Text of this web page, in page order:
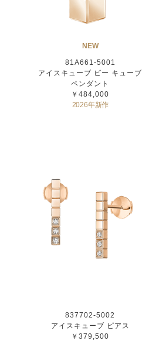
NEW
81A661-5001
アイスキューブ ビー キューブ
ペンダント
￥484,000
2026年新作
837702-5002
アイスキューブ ピアス
￥379,500